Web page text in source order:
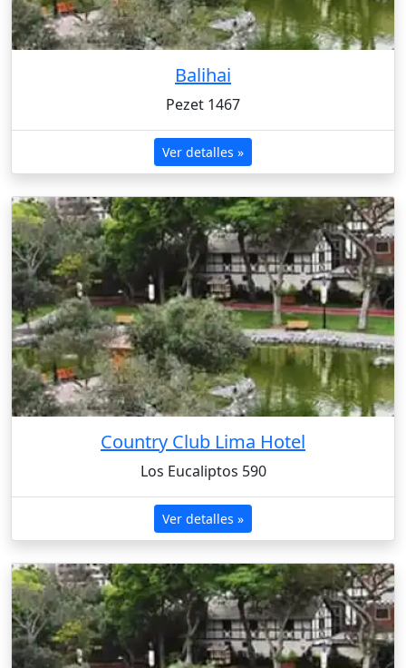
Balihai
Pezet 1467
Ver detalles »
Country Club Lima Hotel
Los Eucaliptos 590
Ver detalles »